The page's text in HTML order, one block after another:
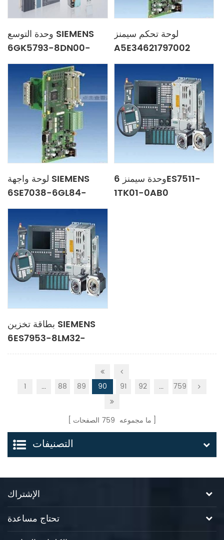
وحدة التوسع SIEMENS
6GK5793-8DN00-
0AA6
لوحة تحكم سيمنز
A5E34621797002
لوحة واجهة SIEMENS
6SE7038-6GL84-
1BG0
وحدة سيمنز 6ES7511-
1TK01-0AB0
بطاقة تخزين SIEMENS
6ES7953-8LM32-
0AA0
1 ... 88 89 90 91 92 ... 759
ما مجموعه 759 الصفحات
التصنيفات
الإشتراك
تحتاج مساعدة